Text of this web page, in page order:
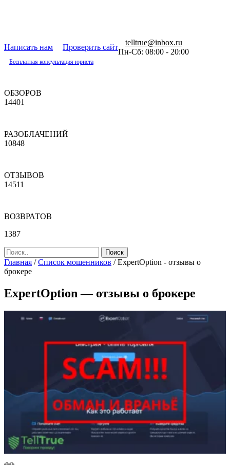
Написать нам Проверить сайт
telltrue@inbox.ru
Пн-Сб: 08:00 - 20:00
Бесплатная консультация юриста
ОБЗОРОВ
14401
РАЗОБЛАЧЕНИЙ
10848
ОТЗЫВОВ
14511
ВОЗВРАТОВ
1387
Главная /Список мошенников /ExpertOption - отзывы о
брокере
ExpertOption — отзывы о брокере